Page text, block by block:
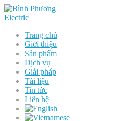
Trang chủ
Giới thiệu
Sản phẩm
Dịch vụ
Giải pháp
Tài liệu
Tin tức
Liên hệ